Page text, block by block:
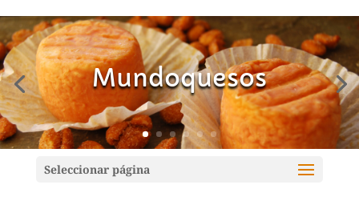
Mundoquesos
Seleccionar página